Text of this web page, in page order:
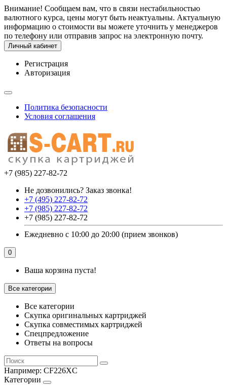
Внимание! Сообщаем вам, что в связи нестабильностью
валютного курса, цены могут быть неактуальны. Актуальную
информацию о стоимости вы можете уточнить у менеджеров
по телефону или отправив запрос на электронную почту.
Личный кабинет
Регистрация
Авторизация
Политика безопасности
Условия соглашения
+7 (985) 227-82-72
Не дозвонились? Заказ звонка!
+7 (495) 227-82-72
+7 (985) 227-82-72
+7 (985) 227-82-72
Ежедневно с 10:00 до 20:00 (прием звонков)
0
Ваша корзина пуста!
Все категории
Все категории
Скупка оригинальных картриджей
Скупка совместимых картриджей
Спецпредложение
Ответы на вопросы
Например: CF226XC
Категории